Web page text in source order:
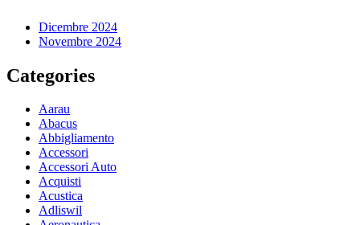
Dicembre 2024
Novembre 2024
Categories
Aarau
Abacus
Abbigliamento
Accessori
Accessori Auto
Acquisti
Acustica
Adliswil